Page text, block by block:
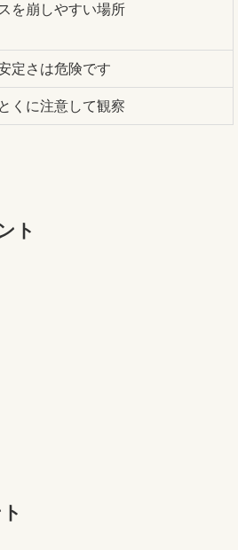
を崩しやすい場所
定さは危険です
くに注意して観察
ト